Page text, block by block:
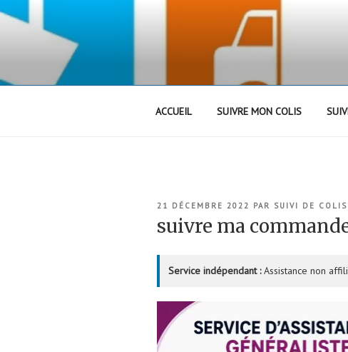
Aller
ACCUEIL SUIVRE MON COLIS
PUBLIÉ
21 DÉCEMBRE 2022 PAR SUIVI DE COLIS
suivre ma
Service indépendant :Assistance non